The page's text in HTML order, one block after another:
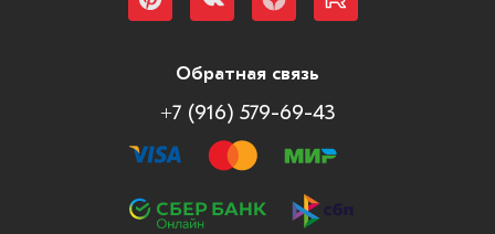
Обратная связь
+7 (916) 579-69-43